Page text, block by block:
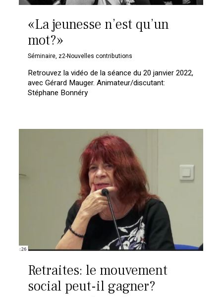
«La jeunesse n’est qu’un
mot?»
Séminaire, z2-Nouvelles contributions
Retrouvez la vidéo de la séance du 20 janvier 2022,
avec Gérard Mauger. Animateur/discutant:
Stéphane Bonnéry
Retraites: le mouvement
social peut-il gagner?